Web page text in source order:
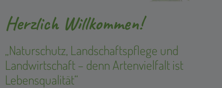
Herzlich Willkommen!
„Naturschutz, Landschaftspflege und
Landwirtschaft – denn Artenvielfalt ist
Lebensqualität“